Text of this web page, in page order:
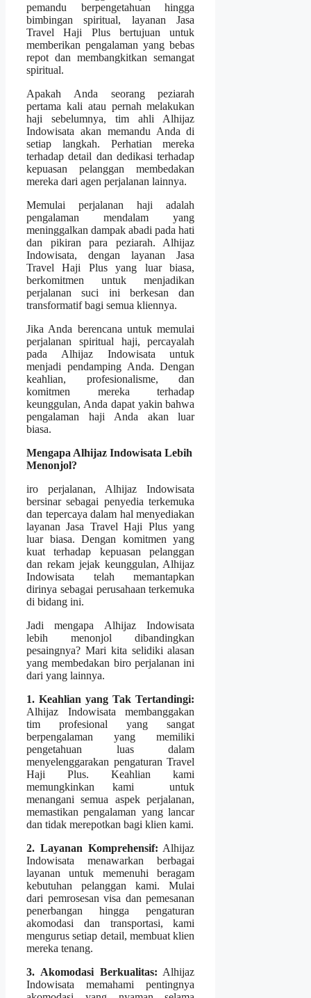
pemandu berpengetahuan hingga
bimbingan spiritual, layanan Jasa
Travel Haji Plus bertujuan untuk
memberikan pengalaman yang bebas
repot dan membangkitkan semangat
spiritual.
Apakah Anda seorang peziarah
pertama kali atau pernah melakukan
haji sebelumnya, tim ahli Alhijaz
Indowisata akan memandu Anda di
setiap langkah. Perhatian mereka
terhadap detail dan dedikasi terhadap
kepuasan pelanggan membedakan
mereka dari agen perjalanan lainnya.
Memulai perjalanan haji adalah
pengalaman mendalam yang
meninggalkan dampak abadi pada hati
dan pikiran para peziarah. Alhijaz
Indowisata, dengan layanan Jasa
Travel Haji Plus yang luar biasa,
berkomitmen untuk menjadikan
perjalanan suci ini berkesan dan
transformatif bagi semua kliennya.
Jika Anda berencana untuk memulai
perjalanan spiritual haji, percayalah
pada Alhijaz Indowisata untuk
menjadi pendamping Anda. Dengan
keahlian, profesionalisme, dan
komitmen mereka terhadap
keunggulan, Anda dapat yakin bahwa
pengalaman haji Anda akan luar
biasa.
Mengapa Alhijaz Indowisata Lebih
Menonjol?
iro perjalanan, Alhijaz Indowisata
bersinar sebagai penyedia terkemuka
dan tepercaya dalam hal menyediakan
layanan Jasa Travel Haji Plus yang
luar biasa. Dengan komitmen yang
kuat terhadap kepuasan pelanggan
dan rekam jejak keunggulan, Alhijaz
Indowisata telah memantapkan
dirinya sebagai perusahaan terkemuka
di bidang ini.
Jadi mengapa Alhijaz Indowisata
lebih menonjol dibandingkan
pesaingnya? Mari kita selidiki alasan
yang membedakan biro perjalanan ini
dari yang lainnya.
1. Keahlian yang Tak Tertandingi:
Alhijaz Indowisata membanggakan
tim profesional yang sangat
berpengalaman yang memiliki
pengetahuan luas dalam
menyelenggarakan pengaturan Travel
Haji Plus. Keahlian kami
memungkinkan kami untuk
menangani semua aspek perjalanan,
memastikan pengalaman yang lancar
dan tidak merepotkan bagi klien kami.
2. Layanan Komprehensif: Alhijaz
Indowisata menawarkan berbagai
layanan untuk memenuhi beragam
kebutuhan pelanggan kami. Mulai
dari pemrosesan visa dan pemesanan
penerbangan hingga pengaturan
akomodasi dan transportasi, kami
mengurus setiap detail, membuat klien
mereka tenang.
3. Akomodasi Berkualitas: Alhijaz
Indowisata memahami pentingnya